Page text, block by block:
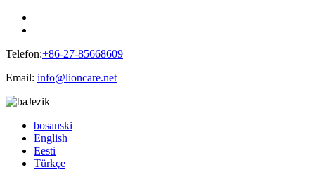
Telefon:+86-27-85668609
Email: info@lioncare.net
Jezik
bosanski
English
Eesti
Türkçe